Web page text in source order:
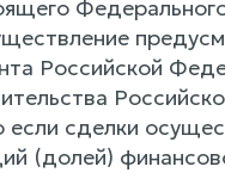
Российской
сделки
(долей)